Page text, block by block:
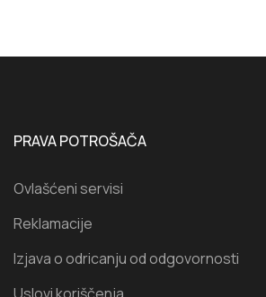
PRAVA POTROŠAČA
Ovlašćeni servisi
Reklamacije
Izjava o odricanju od odgovornosti